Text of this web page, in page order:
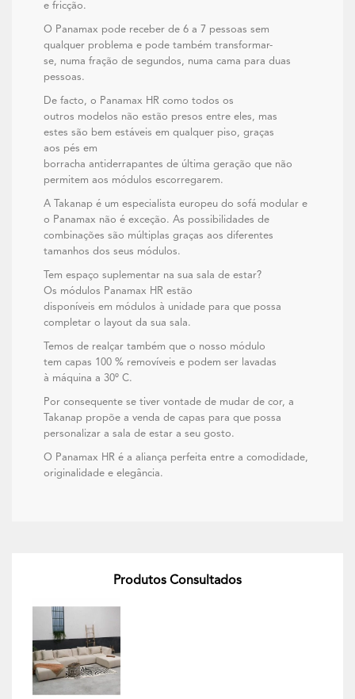
e fricção.
O Panamax pode receber de 6 a 7 pessoas sem
qualquer problema e pode também transformar-
se, numa fração de segundos, numa cama para duas
pessoas.
De facto, o Panamax HR como todos os
outros modelos não estão presos entre eles, mas
estes são bem estáveis em qualquer piso, graças
aos pés em
borracha antiderrapantes de última geração que não
permitem aos módulos escorregarem.
A Takanap é um especialista europeu do sofá modular e
o Panamax não é exceção. As possibilidades de
combinações são múltiplas graças aos diferentes
tamanhos dos seus módulos.
Tem espaço suplementar na sua sala de estar?
Os módulos Panamax HR estão
disponíveis em módulos à unidade para que possa
completar o layout da sua sala.
Temos de realçar também que o nosso módulo
tem capas 100 % removíveis e podem ser lavadas
à máquina a 30º C.
Por consequente se tiver vontade de mudar de cor, a
Takanap propõe a venda de capas para que possa
personalizar a sala de estar a seu gosto.
O Panamax HR é a aliança perfeita entre a comodidade,
originalidade e elegância.
Produtos Consultados